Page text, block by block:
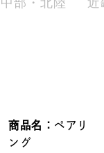
すべて表示
商品名： ペアリ
ング